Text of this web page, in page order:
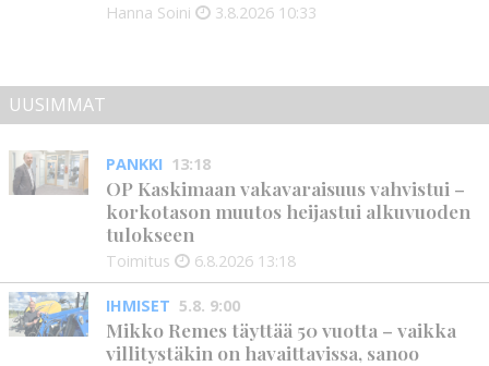
Hanna Soini 3.8.2026 10:33
UUSIMMAT
PANKKI 13:18
OP Kaskimaan vakavaraisuus vahvistui –
korkotason muutos heijastui alkuvuoden
tulokseen
Toimitus 6.8.2026 13:18
IHMISET 5.8. 9:00
Mikko Remes täyttää 50 vuotta – vaikka
villitystäkin on havaittavissa, sanoo